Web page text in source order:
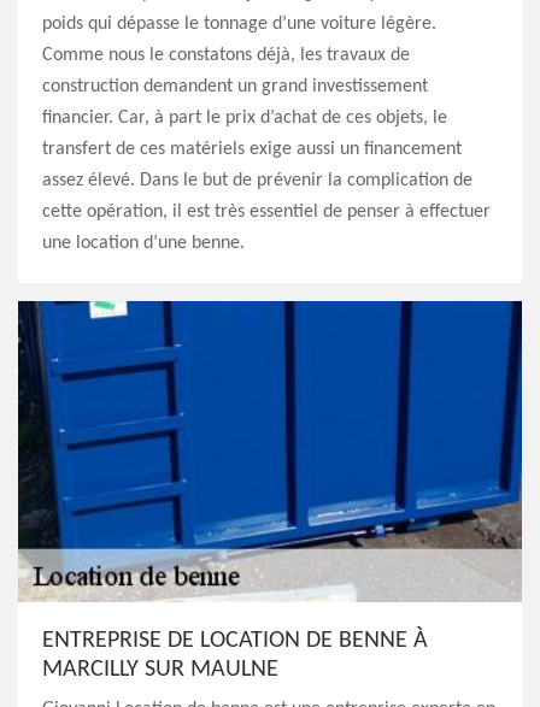
poids qui dépasse le tonnage d’une voiture légère.
Comme nous le constatons déjà, les travaux de
construction demandent un grand investissement
financier. Car, à part le prix d’achat de ces objets, le
transfert de ces matériels exige aussi un financement
assez élevé. Dans le but de prévenir la complication de
cette opération, il est très essentiel de penser à effectuer
une location d’une benne.
ENTREPRISE DE LOCATION DE BENNE À
MARCILLY SUR MAULNE